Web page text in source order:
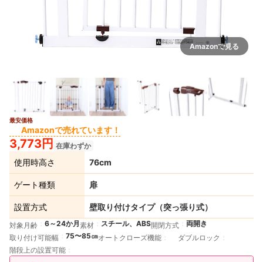
Amazonで見る
最安価格
Amazonで売れています！
3,773円 在庫わずか
使用時高さ 76cm
ゲート種類 扉
設置方式 壁取り付けタイプ（突っ張り式）
対象月齢 6～24か月素材 スチール、ABS開閉方式
両開き
取り付け可能幅
75〜85㎝オートクローズ機能
ダブルロック
階段上の設置可能